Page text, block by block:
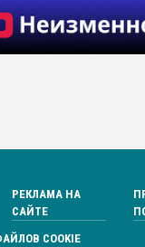
РЕКЛАМА НА
САЙТЕ
COOKIE